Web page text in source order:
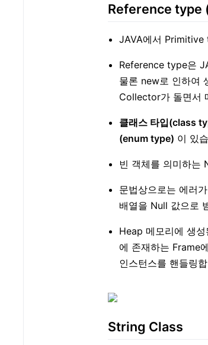
Reference type
JAVA에서 Primitive
Reference type은
물론 new로 인하여
Collector가 돌면서
클래스 타입(class
(enum type) 이 있
빈 객체를 의미하는
문법상으로는 에러
배열을 Null 값으로
Heap 메모리에 생
에 존재하는 Frame
인스턴스를 핸들링
String Class